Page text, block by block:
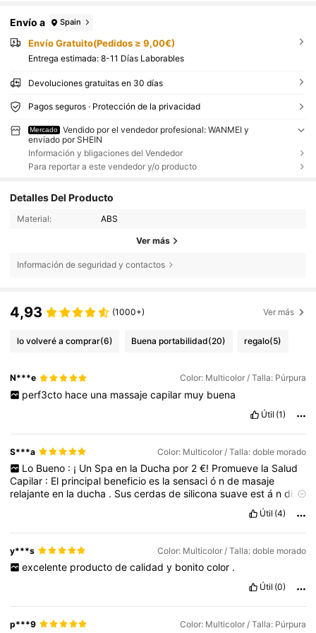
Envío a Spain
Envío Gratuito(Pedidos ≥ 9,00€)
Entrega estimada: 8-11 Días Laborables
Devoluciones gratuitas en 30 días
Pagos seguros · Protección de la privacidad
Mercado
Vendido por el vendedor profesional: WANMEI y
enviado por SHEIN
Información y bligaciones del Vendedor
Para reportar a este vendedor y/o producto
Detalles Del Producto
Material: ABS
Ver más
Información de seguridad y contactos
4,93 (1000+) Ver más
lo volveré a comprar(6) Buena portabilidad(20) regalo(5)
N***e Color: Multicolor / Talla: Púrpura
perf3cto hace una massaje capilar muy buena
Útil (1)
S***a Color: Multicolor / Talla: doble morado
Lo Bueno : ¡ Un Spa en la Ducha por 2 €! Promueve la Salud
Capilar : El principal beneficioes lasensació nde masaje
relajanteen laducha . Suscerdasdesiliconasuaveestá ndise
cuero
crecimiento del
cabelloymejorarlasaludgeneraldelfolículo.Limpieza
Profunda
Ayuda
champúseco ,acondicionador ograsa)que losdedosaveces
nolograneliminar.Estoaseguraunalimpiezam
regularayuda
herramientasencilla
efectivaparareducirladescamaciónasociadaalacaspa.
DiseñoErgonó agarresuperior)est á
Útil (4)
y***s Color: Multicolor / Talla: doble morado
excelente producto de calidad y bonito color .
Útil (0)
p***9 Color: Multicolor / Talla: Púrpura